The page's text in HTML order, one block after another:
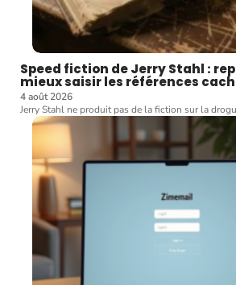
Speed fiction de Jerry Stahl :
mieux saisir les références
4 août 2026
Jerry Stahl ne produit pas de la fiction sur la